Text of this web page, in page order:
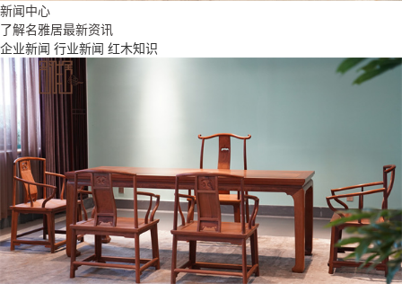
新闻中心
了解名雅居最新资讯
企业新闻 行业新闻 红木知识